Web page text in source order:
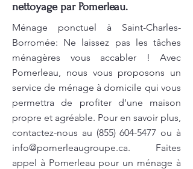
nettoyage par Pomerleau.
Ménage ponctuel à Saint-Charles-
Borromée: Ne laissez pas les tâches
ménagères vous accabler ! Avec
Pomerleau, nous vous proposons un
service de ménage à domicile qui vous
permettra de profiter d'une maison
propre et agréable. Pour en savoir plus,
contactez-nous au (855) 604-5477 ou à
info@pomerleaugroupe.ca. Faites
appel à Pomerleau pour un ménage à